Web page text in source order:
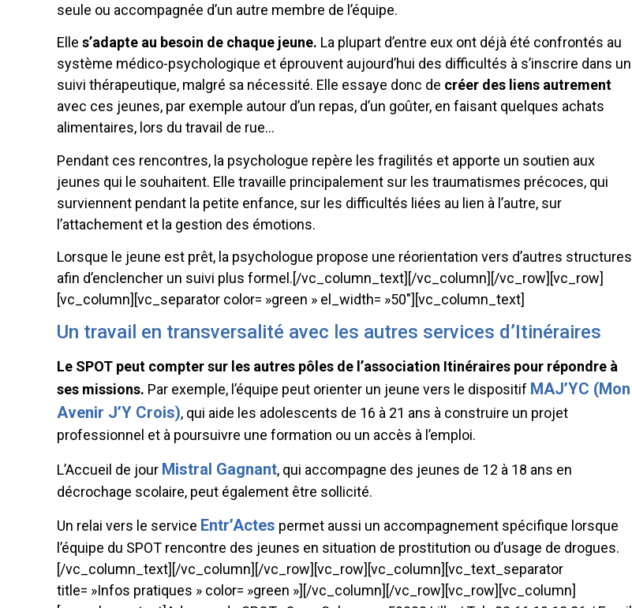
seule ou accompagnée d’un autre membre de l’équipe.
Elle s’adapte au besoin de chaque jeune. La plupart d’entre eux ont déjà été confrontés au
système médico-psychologique et éprouvent aujourd’hui des difficultés à s’inscrire dans un
suivi thérapeutique, malgré sa nécessité. Elle essaye donc de créer des liens autrement
avec ces jeunes, par exemple autour d’un repas, d’un goûter, en faisant quelques achats
alimentaires, lors du travail de rue…
Pendant ces rencontres, la psychologue repère les fragilités et apporte un soutien aux
jeunes qui le souhaitent. Elle travaille principalement sur les traumatismes précoces, qui
surviennent pendant la petite enfance, sur les difficultés liées au lien à l’autre, sur
l’attachement et la gestion des émotions.
Lorsque le jeune est prêt, la psychologue propose une réorientation vers d’autres structures
afin d’enclencher un suivi plus formel.[/vc_column_text][/vc_column][/vc_row][vc_row]
[vc_column][vc_separator color= »green » el_width= »50″][vc_column_text]
Un travail en transversalité avec les autres services d’Itinéraires
Le SPOT peut compter sur les autres pôles de l’association Itinéraires pour répondre à
ses missions. Par exemple, l’équipe peut orienter un jeune vers le dispositif MAJ’YC (Mon
Avenir J’Y Crois), qui aide les adolescents de 16 à 21 ans à construire un projet
professionnel et à poursuivre une formation ou un accès à l’emploi.
L’Accueil de jour Mistral Gagnant, qui accompagne des jeunes de 12 à 18 ans en
décrochage scolaire, peut également être sollicité.
Un relai vers le service Entr’Actes permet aussi un accompagnement spécifique lorsque
l’équipe du SPOT rencontre des jeunes en situation de prostitution ou d’usage de drogues.
[/vc_column_text][/vc_column][/vc_row][vc_row][vc_column][vc_text_separator
title= »Infos pratiques » color= »green »][/vc_column][/vc_row][vc_row][vc_column]